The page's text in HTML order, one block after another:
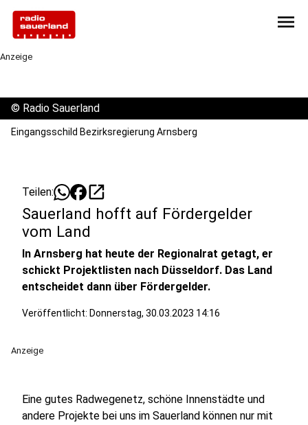
menu
Anzeige
© Radio Sauerland
Eingangsschild Bezirksregierung Arnsberg
Teilen: open_in_new
Sauerland hofft auf Fördergelder
vom Land
In Arnsberg hat heute der Regionalrat getagt, er
schickt Projektlisten nach Düsseldorf. Das Land
entscheidet dann über Fördergelder.
Veröffentlicht: Donnerstag, 30.03.2023 14:16
Anzeige
Eine gutes Radwegenetz, schöne Innenstädte und
andere Projekte bei uns im Sauerland können nur mit